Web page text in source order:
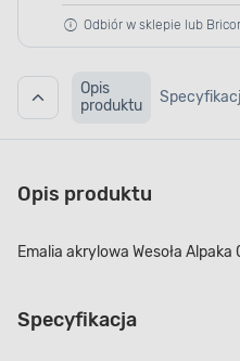
Odbiór w sklepie lub
Opis
produktu
Opis produktu
Emalia akrylowa Wesoła
Specyfikacja